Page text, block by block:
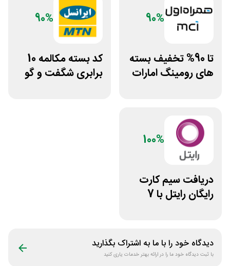
90%
تا 90% تخفیف بسته
های رومینگ امارات
90%
کد بسته مکالمه 10
برابری شگفت و گو
100%
دریافت سیم کارت
رایگان رایتل با 7
دیدگاه خود را با ما به اشتراک بگذارید
با ثبت دیدگاه خود ما را در ارائه بهتر خدمات یاری کنید